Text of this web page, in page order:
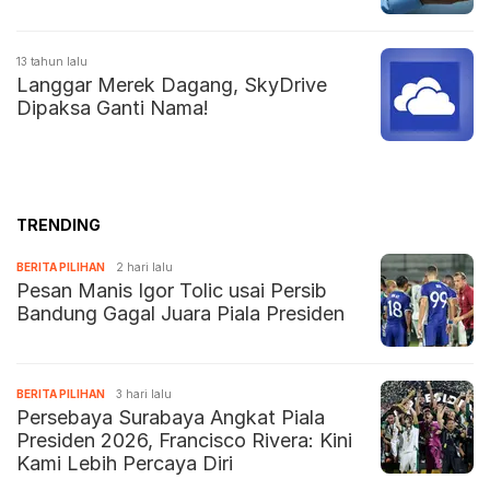
13 tahun lalu
Langgar Merek Dagang, SkyDrive
Dipaksa Ganti Nama!
TRENDING
BERITA PILIHAN 2 hari lalu
Pesan Manis Igor Tolic usai Persib
Bandung Gagal Juara Piala Presiden
BERITA PILIHAN 3 hari lalu
Persebaya Surabaya Angkat Piala
Presiden 2026, Francisco Rivera: Kini
Kami Lebih Percaya Diri